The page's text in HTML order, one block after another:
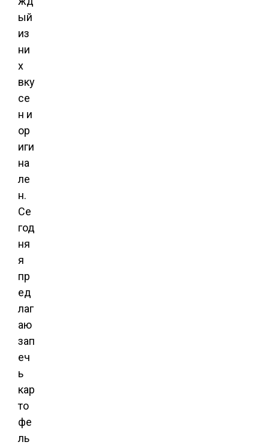
ый
из
ни
х
вку
се
н и
ор
иги
на
ле
н.
Се
год
ня
я
пр
ед
лаг
аю
зап
еч
ь
кар
то
фе
ль